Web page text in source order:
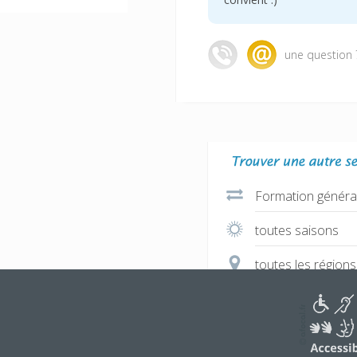
une question